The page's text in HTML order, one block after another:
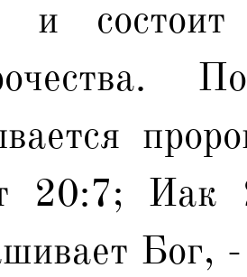
и состоит
20:7;
Бог,